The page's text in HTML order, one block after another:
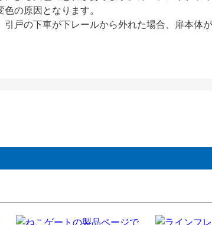
の原因となります。
戸の下車が下レールから外れた場合、扉本体